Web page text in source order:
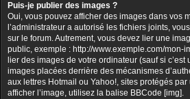
Puis-je publier des images ?
Oui, vous pouvez afficher des images dans vos
l’administrateur a autorisé les fichiers joints,
sur le forum. Autrement, vous devez lier une
public, exemple : http://www.exemple.com/mon-
lier des images de votre ordinateur (sauf si
images placées derrière des mécanismes
aux lettres Hotmail ou Yahoo!, sites protégés
afficher l’image, utilisez la balise BBCode [img].